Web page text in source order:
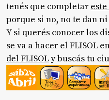
tenés que completar
porque si no, no te dan
Y si querés conocer los
se va a hacer el FLISOL
del FLISOLy buscás tu